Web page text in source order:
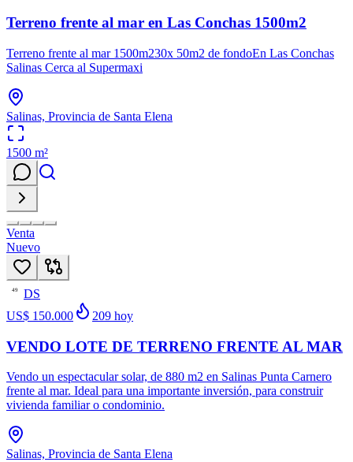
Terreno frente al mar en Las Conchas 1500m2
Terreno frente al mar 1500m230x 50m2 de fondoEn Las Conchas
Salinas Cerca al Supermaxi
Salinas, Provincia de Santa Elena
1500 m²
Venta
Nuevo
49
DS
US$ 150.000
209 hoy
VENDO LOTE DE TERRENO FRENTE AL MAR
Vendo un espectacular solar, de 880 m2 en Salinas Punta Carnero
frente al mar. Ideal para una importante inversión, para construir
vivienda familiar o condominio.
Salinas, Provincia de Santa Elena